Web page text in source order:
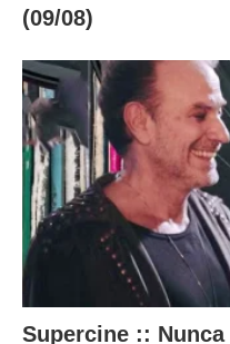
(09/08)
Supercine ::